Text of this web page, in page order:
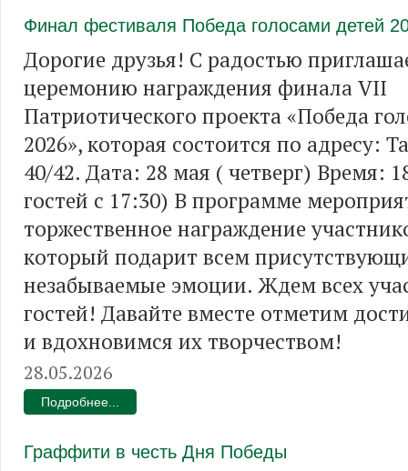
Финал фестиваля Победа голосами детей
Дорогие друзья! С радостью
церемонию награждения финала VII
Патриотического проекта «Победа
2026», которая состоится по адресу:
40/42. Дата: 28 мая ( четверг) Время:
гостей с 17:30) В программе
торжественное награждение
который подарит всем
незабываемые эмоции. Ждем всех
гостей! Давайте вместе отметим
и вдохновимся их творчеством!
28.05.2026
Подробнее...
Граффити в честь Дня Победы